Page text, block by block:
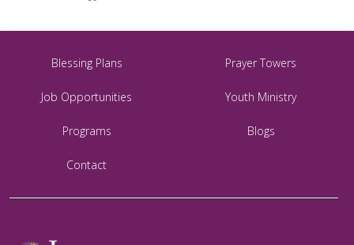
Blessing Plans Prayer Towers
Job Opportunities Youth Ministry
Programs Blogs
Contact